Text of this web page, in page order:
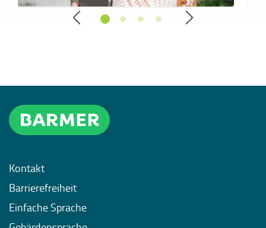
Kontakt
Barrierefreiheit
Einfache Sprache